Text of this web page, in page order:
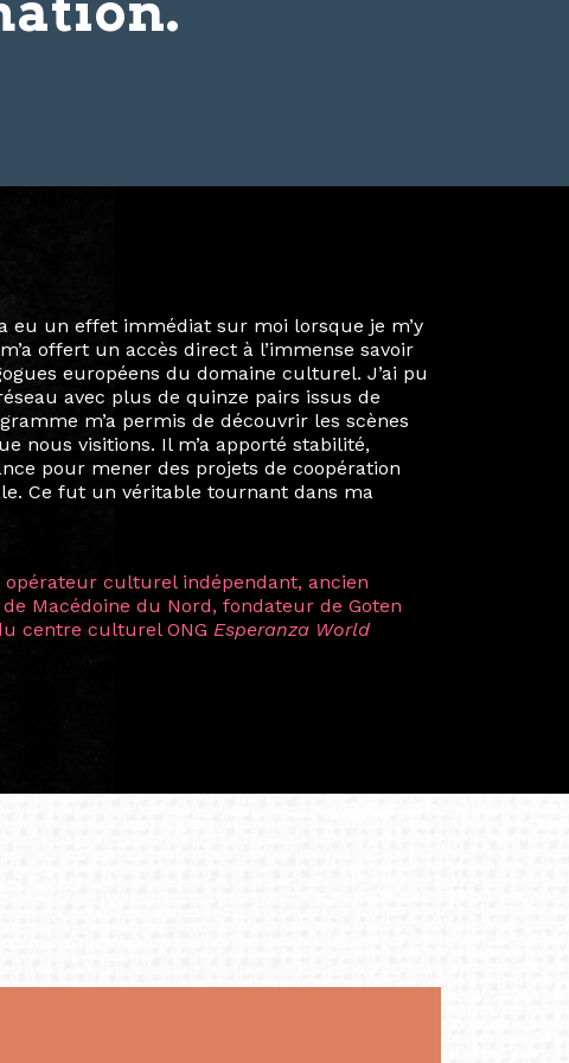
vie privée et ma vie professionnelle dans les
Durant mon année au sein du Diplôme
un réseau européen aussi inattendu que
bien au-delà de la salle de classe. En
mes camarades à collaborer sur des projets
de Helsinki à Kuala Lumpur, Langkawi,
renforçant ainsi ma vision de curatrice
artistes à travers les disciplines et les
plus marquantes fut celle avec ma
Zuntz — une amitié dont la générosité et
ma trajectoire et m’ont conduite de
près d’une décennie. Aujourd’hui encore,
cette année intense et inspirante
à continuer de rêver, de créer et de tendre
/Germany)